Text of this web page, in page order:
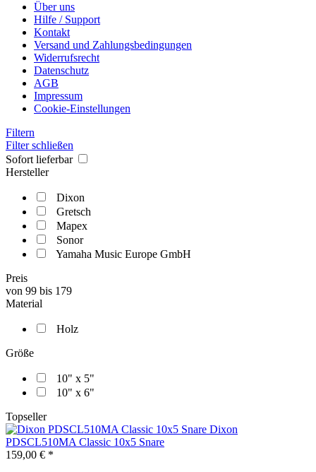
Über uns
Hilfe / Support
Kontakt
Versand und Zahlungsbedingungen
Widerrufsrecht
Datenschutz
AGB
Impressum
Cookie-Einstellungen
Filtern
Filter schließen
Sofort lieferbar
Hersteller
Dixon
Gretsch
Mapex
Sonor
Yamaha Music Europe GmbH
Preis
von 99 bis 179
Material
Holz
Größe
10" x 5"
10" x 6"
Topseller
Dixon
PDSCL510MA Classic 10x5 Snare
159,00 € *